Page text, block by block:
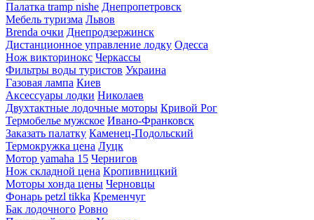
Палатка tramp nishe Днепропетровск
Мебель туризма Львов
Brenda очки Днепродзержинск
Дистанционное управление лодку Одесса
Нож викторинокс Черкассы
Фильтры воды туристов Украина
Газовая лампа Киев
Аксессуары лодки Николаев
Двухтактные лодочные моторы Кривой Рог
Термобелье мужское Ивано-Франковск
Заказать палатку Каменец-Подольский
Термокружка цена Луцк
Мотор yamaha 15 Чернигов
Нож складной цена Кропивницкий
Моторы хонда цены Черновцы
Фонарь petzl tikka Кременчуг
Бак лодочного Ровно